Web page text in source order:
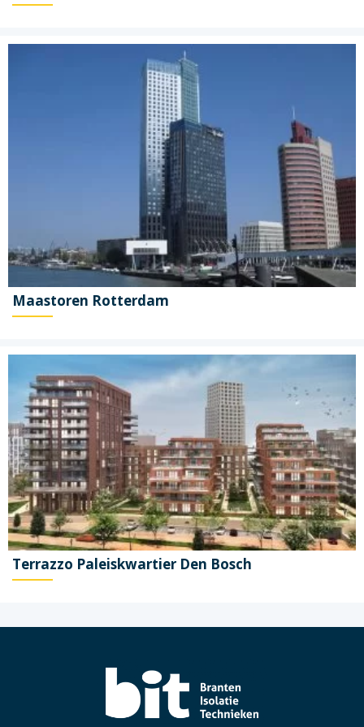
Maastoren Rotterdam
Terrazzo Paleiskwartier Den Bosch